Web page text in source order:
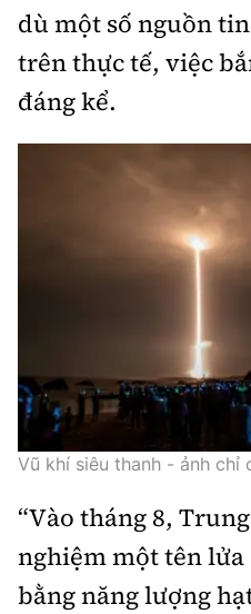
Thế giới xây dựng
Lối sống
Ẩm thực
Thời sự
Khám phá
Câu chuyện giao thông
Giải trí - Thể thao
Cơ quan chủ quản: Bộ Xây
Giấy phép số: 03/GP-
Tòa soạn: Số 2 Nguyễn
Phó Tổng biên tập:
Nguyễn Đức Thắng, La
0901 514 799
Quảng cáo
0915 057
Email:
Cấm sao chép dưới mọi
chấp thuận bằng văn bản.
dù một số nguồn
trên thực tế, việc
đáng kể.
Vũ khí siêu thanh - ảnh chỉ
“Vào tháng 8,
nghiệm một tên
bằng năng lượng